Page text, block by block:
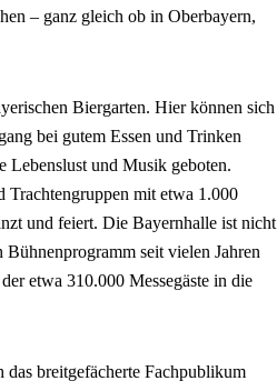
– ganz gleich ob in Oberbayern,
Biergarten. Hier können sich
bei gutem Essen und Trinken
Lebenslust und Musik geboten.
Trachtengruppen mit etwa 1.000
und feiert. Die Bayernhalle ist nicht
seit vielen Jahren
etwa 310.000 Messegäste in die
das breitgefächerte Fachpublikum